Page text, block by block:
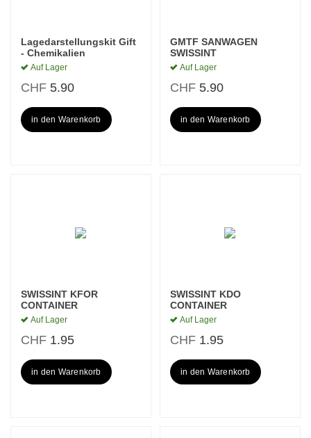
Lagedarstellungskit Gift
- Chemikalien
Auf Lager
CHF 5.90
in den Warenkorb
GMTF SANWAGEN
SWISSINT
Auf Lager
CHF 5.90
in den Warenkorb
SWISSINT KFOR
CONTAINER
Auf Lager
CHF 1.95
in den Warenkorb
SWISSINT KDO
CONTAINER
Auf Lager
CHF 1.95
in den Warenkorb